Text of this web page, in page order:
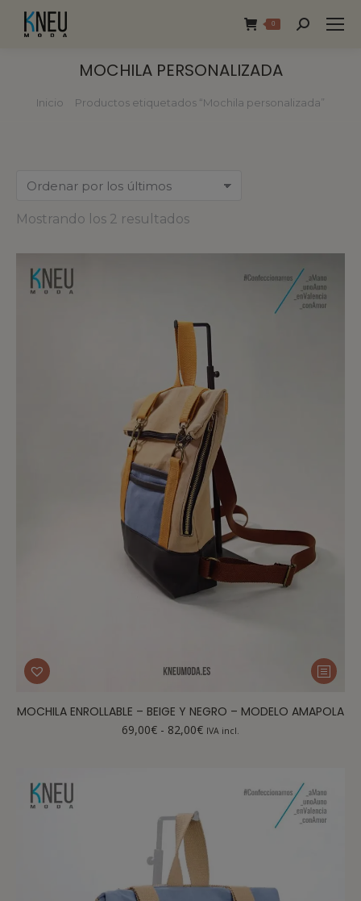
0
MOCHILA PERSONALIZADA
Estás aquí:
Inicio Productos etiquetados “Mochila personalizada”
Mostrando los 2 resultados
MOCHILA ENROLLABLE – BEIGE Y NEGRO – MODELO AMAPOLA
69,00€ - 82,00€ IVA incl.